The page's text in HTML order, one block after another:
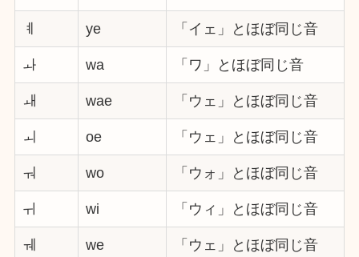
ㅖ ye 「イェ」とほぼ同じ音
ㅘ wa 「ワ」とほぼ同じ音
ㅙ wae 「ウェ」とほぼ同じ音
ㅚ oe 「ウェ」とほぼ同じ音
ㅝ wo 「ウォ」とほぼ同じ音
ㅟ wi 「ウィ」とほぼ同じ音
ㅞ we 「ウェ」とほぼ同じ音